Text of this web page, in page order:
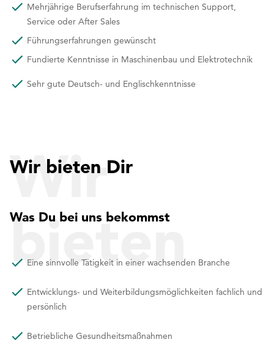
Mehrjährige Berufserfahrung im technischen Support,
Service oder After Sales
Führungserfahrungen gewünscht
Fundierte Kenntnisse in Maschinenbau und Elektrotechnik
Sehr gute Deutsch- und Englischkenntnisse
Wir
bieten
Dir
Wir bieten Dir
Was Du bei uns bekommst
Eine sinnvolle Tätigkeit in einer wachsenden Branche
Entwicklungs- und Weiterbildungsmöglichkeiten fachlich und
persönlich
Betriebliche Gesundheitsmaßnahmen